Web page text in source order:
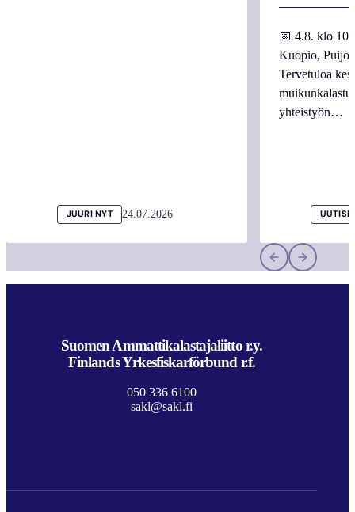
JUURI NYT 24.07.2026
📅 4.8. klo
Kuopio,
Tervetuloa
yhteistyön…
Suomen Ammattikalastajaliitto r.y.
Finlands Yrkesfiskarförbund r.f.
050 336 6100
sakl@sakl.fi